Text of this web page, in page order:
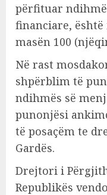
përfituar
financiare,
masën 100
Në rast
shpërblim të
ndihmës së
punonjësi
të posaçëm te
Gardës.
Drejtori i
Republikës